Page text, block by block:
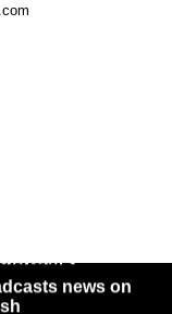
منصة وسائل الإعلام
报新闻
news on